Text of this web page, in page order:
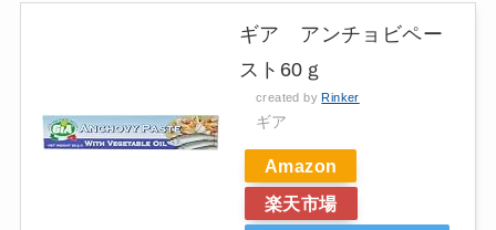
ギア アンチョビペー
スト60ｇ
created byRinker
ギア
Amazon
楽天市場